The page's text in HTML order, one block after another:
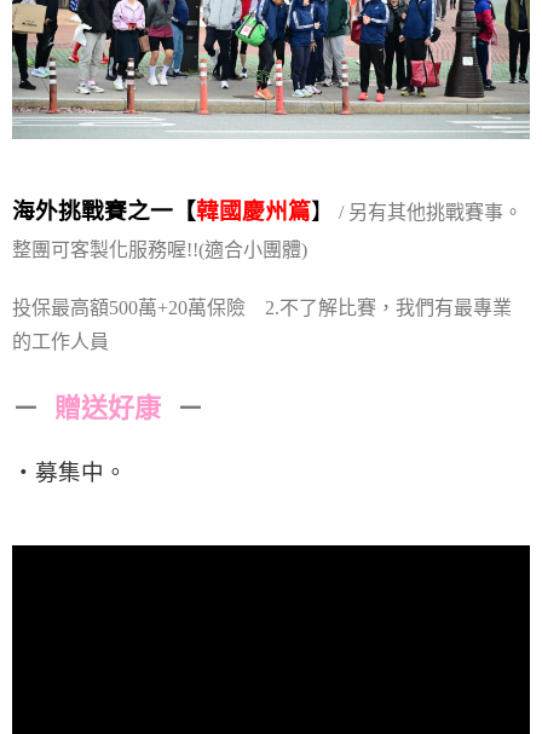
海外挑戰賽之一【韓國慶州篇】
/ 另有其他挑戰賽事。
整團可客製化服務喔!!(適合小團體)
投保最高額500萬+20萬保險 2.不了解比賽，我們有最專業
的工作人員
－ 贈送好康 －
・募集中。